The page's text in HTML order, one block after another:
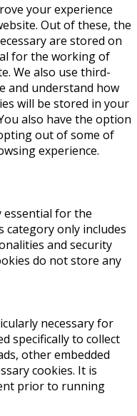
your experience
Out of these, the
are stored on
for the working of
We also use third-
and understand how
will be stored in your
also have the option
out of some of
experience.
essential for the
only includes
and security
do not store any
necessary for
specifically to collect
other embedded
cookies. It is
prior to running